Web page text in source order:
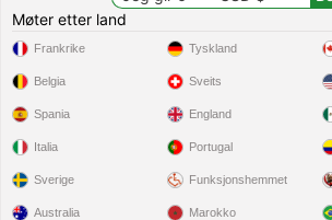
Møter etter land
Frankrike
Belgia
Spania
Italia
Sverige
Tyskland
Sveits
England
Portugal
Funksjonshemmet
Australia Marokko